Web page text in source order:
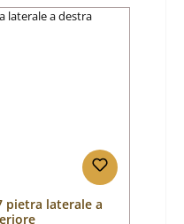
pietra laterale a